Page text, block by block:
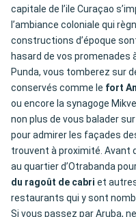
capitale de l’ile Curaçao
l’ambiance coloniale qui
constructions d’époque
hasard de vos promenades
Punda, vous tomberez sur
conservés comme le fort
ou encore la synagoge
non plus de vous balader
pour admirer les façades
trouvent à proximité. Avant
au quartier d’Otrabanda
du ragoût de cabri et
restaurants qui y sont
Si vous passez par Aruba,